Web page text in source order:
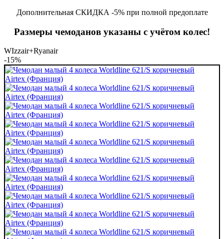
Дополнительная СКИДКА -5% при полной предоплате
Размеры чемоданов указаны с учётом колес!
WIzzair+Ryanair
-15%